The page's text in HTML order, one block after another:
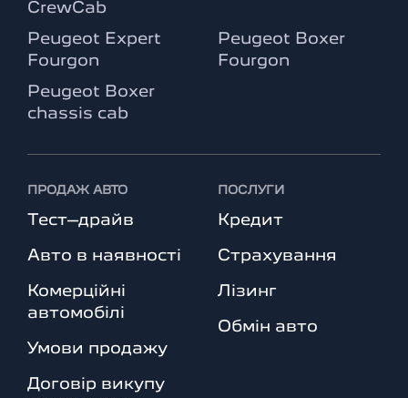
CrewCab
Peugeot Expert
Fourgon
Peugeot Boxer
Fourgon
Peugeot Boxer
chassis cab
ПРОДАЖ АВТО
Тест–драйв
Авто в наявності
Комерційні
автомобілі
Умови продажу
Договір викупу
ПОСЛУГИ
Кредит
Страхування
Лізинг
Обмін авто